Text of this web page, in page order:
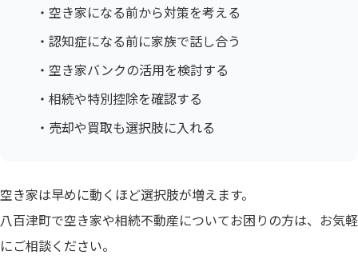
・空き家になる前から対策を考える
・認知症になる前に家族で話し合う
・空き家バンクの活用を検討する
・相続や特別控除を確認する
・売却や買取も選択肢に入れる
空き家は早めに動くほど選択肢が増えます。
八百津町で空き家や相続不動産についてお困りの方は、お気軽
にご相談ください。